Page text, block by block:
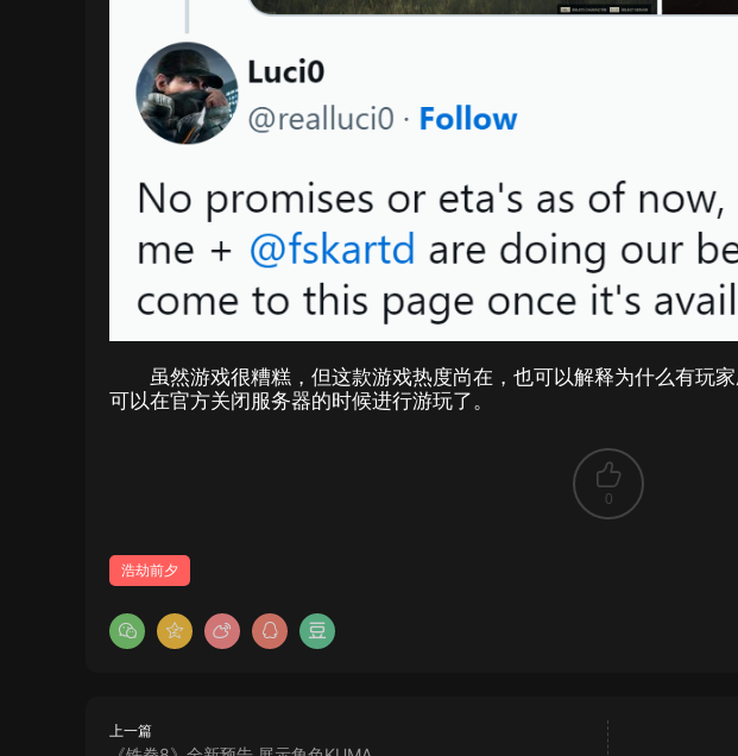
虽然游戏很糟糕，但这款游戏热度尚在，也可以解释为什么有玩
可以在官方关闭服务器的时候进行游玩了。
0
浩劫前夕
上一篇